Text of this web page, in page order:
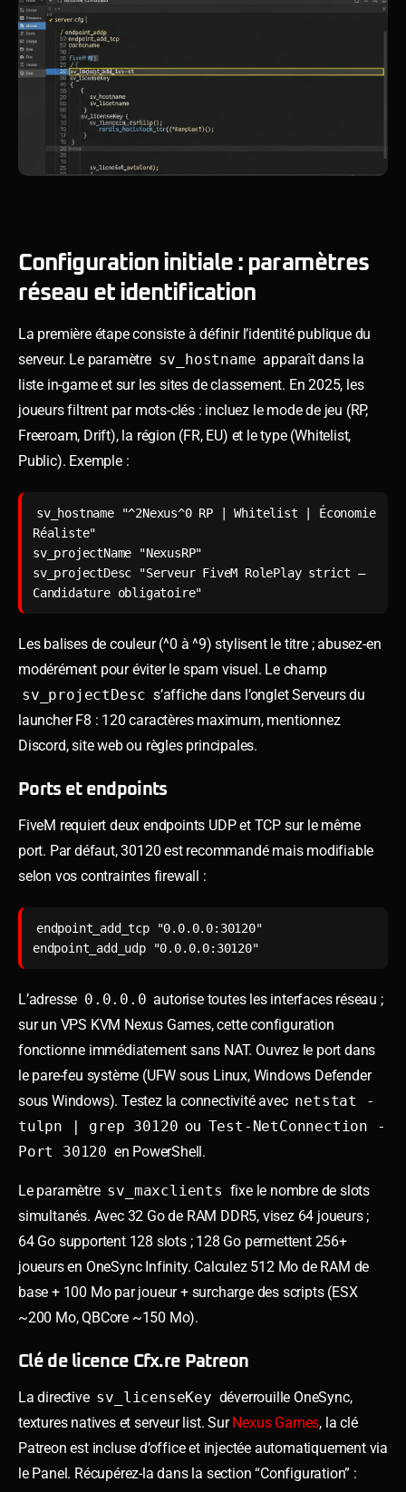
Configuration initiale : paramètres
réseau et identification
La première étape consiste à définir l’identité publique du
serveur. Le paramètre sv_hostname apparaît dans la
liste in-game et sur les sites de classement. En 2025, les
joueurs filtrent par mots-clés : incluez le mode de jeu (RP,
Freeroam, Drift), la région (FR, EU) et le type (Whitelist,
Public). Exemple :
sv_hostname "^2Nexus^0 RP | Whitelist | Économie
Réaliste"
sv_projectName "NexusRP"
sv_projectDesc "Serveur FiveM RolePlay strict –
Candidature obligatoire"
Les balises de couleur (^0 à ^9) stylisent le titre ; abusez-en
modérément pour éviter le spam visuel. Le champ
sv_projectDesc s’affiche dans l’onglet Serveurs du
launcher F8 : 120 caractères maximum, mentionnez
Discord, site web ou règles principales.
Ports et endpoints
FiveM requiert deux endpoints UDP et TCP sur le même
port. Par défaut, 30120 est recommandé mais modifiable
selon vos contraintes firewall :
endpoint_add_tcp "0.0.0.0:30120"
endpoint_add_udp "0.0.0.0:30120"
L’adresse 0.0.0.0 autorise toutes les interfaces réseau ;
sur un VPS KVM Nexus Games, cette configuration
fonctionne immédiatement sans NAT. Ouvrez le port dans
le pare-feu système (UFW sous Linux, Windows Defender
sous Windows). Testez la connectivité avec netstat -
tulpn | grep 30120 ou Test-NetConnection -
Port 30120 en PowerShell.
Le paramètre sv_maxclients fixe le nombre de slots
simultanés. Avec 32 Go de RAM DDR5, visez 64 joueurs ;
64 Go supportent 128 slots ; 128 Go permettent 256+
joueurs en OneSync Infinity. Calculez 512 Mo de RAM de
base + 100 Mo par joueur + surcharge des scripts (ESX
~200 Mo, QBCore ~150 Mo).
Clé de licence Cfx.re Patreon
La directive sv_licenseKey déverrouille OneSync,
textures natives et serveur list. SurNexus Games, la clé
Patreon est incluse d’office et injectée automatiquement via
le Panel. Récupérez-la dans la section “Configuration” :